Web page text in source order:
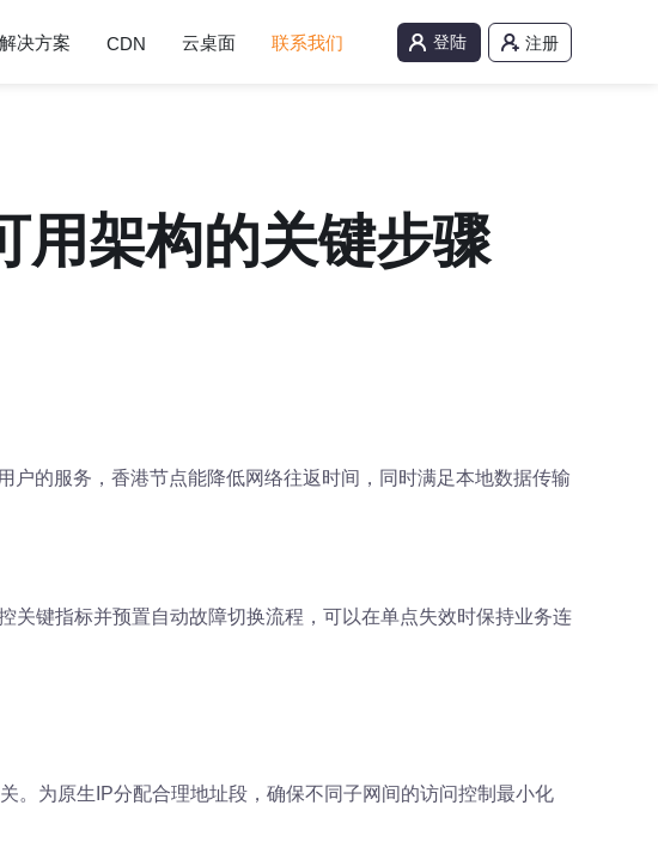
解决方案 CDN 云桌面 联系我们 登陆 注册
用架构的关键步骤
的服务，香港节点能降低网络往返时间，同时满足本地数据传输
关键指标并预置自动故障切换流程，可以在单点失效时保持业务连
。为原生IP分配合理地址段，确保不同子网间的访问控制最小化